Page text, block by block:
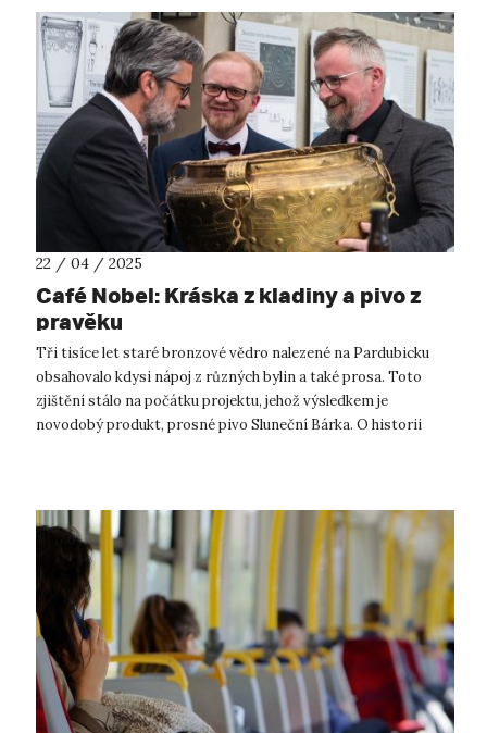
22 / 04 / 2025
Café Nobel: Kráska z kladiny a pivo z
pravěku
Tři tisíce let staré bronzové vědro nalezené na Pardubicku
obsahovalo kdysi nápoj z různých bylin a také prosa. Toto
zjištění stálo na počátku projektu, jehož výsledkem je
novodobý produkt, prosné pivo Sluneční Bárka. O historii